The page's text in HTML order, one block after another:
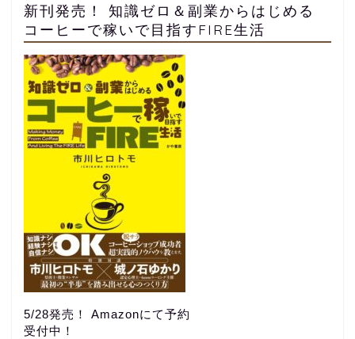
新刊発売！ 知識ゼロ＆副業からはじめる
コーヒーで稼いで目指すFIRE生活
5/28発売！ Amazonにて予約
受付中！